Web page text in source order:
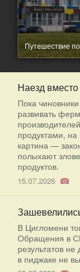
Путешествие
Наезд
Пока
развивать
продуктами, на
картина —
полыхают
продуктов.
15.07.2026
В Цигломени
Обращения в
результатов
в пиджаке не